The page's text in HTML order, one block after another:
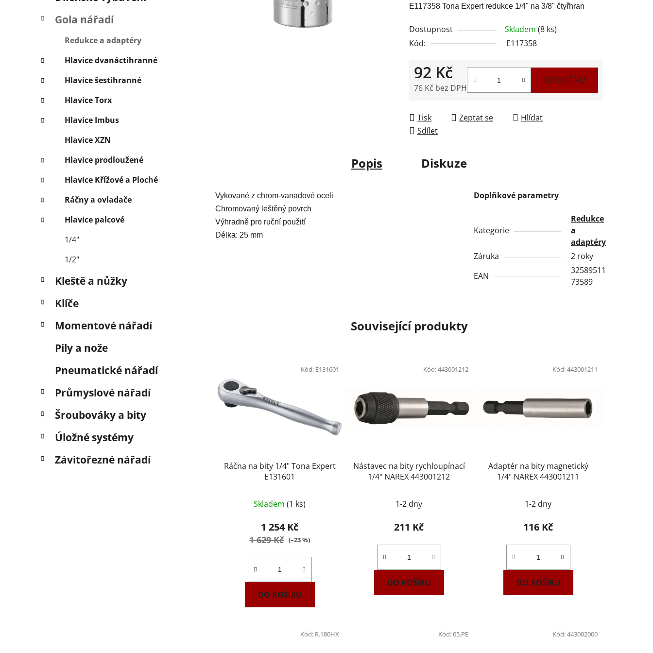
p
l
Gola nářadí
Redukce a adaptéry
Hlavice dvanáctihranné
Hlavice šestihranné
Hlavice Torx
Hlavice Imbus
Hlavice XZN
Hlavice prodloužené
Hlavice Křížové a Ploché
Ráčny a ovladače
Hlavice palcové
1/4"
1/2"
Kleště a nůžky
Klíče
Momentové nářadí
Pily a nože
Pneumatické nářadí
Průmyslové nářadí
Šroubováky a bity
Úložné systémy
Závitořezné nářadí
je
z
5
E117358 Tona Expert redukce 1/4" na 3/8" čtyřhran
Dostupnost Skladem (8 ks)
Kód:
E117358
92 Kč
76 Kč bez DPH
DO KOŠÍKU
Tisk Zeptat se
Hlídat
Sdílet
Popis Diskuze
Vykované z chrom-vanadové oceli
Chromovaný leštěný povrch
Výhradně pro ruční použití
Délka: 25 mm
Doplňkové parametry
Kategorie
Redukce
a
adaptéry
Záruka
2 roky
EAN
32589511
73589
Související produkty
Ráčna na bity 1/4" Tona Expert
E131601
Skladem(1 ks)
1 254 Kč
1 629 Kč (–23 %)
DO KOŠÍKU
Kód: E131601
Nástavec na bity rychloupínací
1/4" NAREX 443001212
1-2 dny
211 Kč
DO KOŠÍKU
Kód:443001212
Adaptér na bity magnetický
1/4" NAREX 443001211
1-2 dny
116 Kč
DO KOŠÍKU
Kód:443001211
Kód: R.180HX Kód:65.PE Kód:443002000